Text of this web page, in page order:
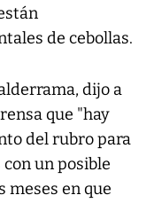
de cebollas.
dijo a
que "hay
del rubro para
un posible
meses en que